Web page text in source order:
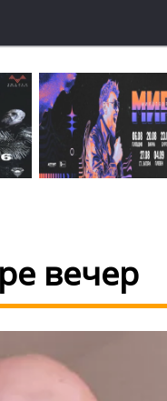
вечер